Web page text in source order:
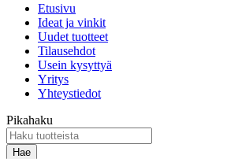
Etusivu
Ideat ja vinkit
Uudet tuotteet
Tilausehdot
Usein kysyttyä
Yritys
Yhteystiedot
Pikahaku